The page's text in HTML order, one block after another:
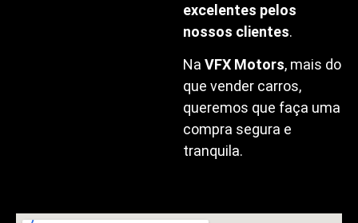
excelentes pelos
nossos clientes.
NaVFX Motors, mais do
que vender carros,
queremos que faça uma
compra segura e
tranquila.